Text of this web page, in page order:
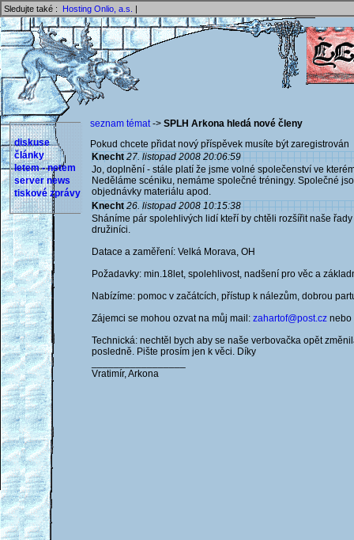
Sledujte také : Hosting Onlio, a.s. |
diskuse
články
letem - netem
server news
tiskové zprávy
seznam témat-> SPLH Arkona hledá nové členy
Pokud chcete přidat nový příspěvek musíte být
Knecht 27. listopad 2008 20:06:59
Jo, doplnění - stále platí že jsme volné společenství ve
Neděláme scéniku, nemáme společné tréningy. Společné
objednávky materiálu apod.
Knecht 26. listopad 2008 10:15:38
Sháníme pár spolehlivých lidí kteří by chtěli rozšířit naše
družiníci.
Datace a zaměření: Velká Morava, OH
Požadavky: min.18let, spolehlivost, nadšení pro věc a
Nabízíme: pomoc v začátcích, přístup k nálezům, dobrou
Zájemci se mohou ozvat na můj mail: zahartof@post.cz nebo
Technická: nechtěl bych aby se naše verbovačka opět
posledně. Pište prosím jen k věci. Díky
Vratimír, Arkona